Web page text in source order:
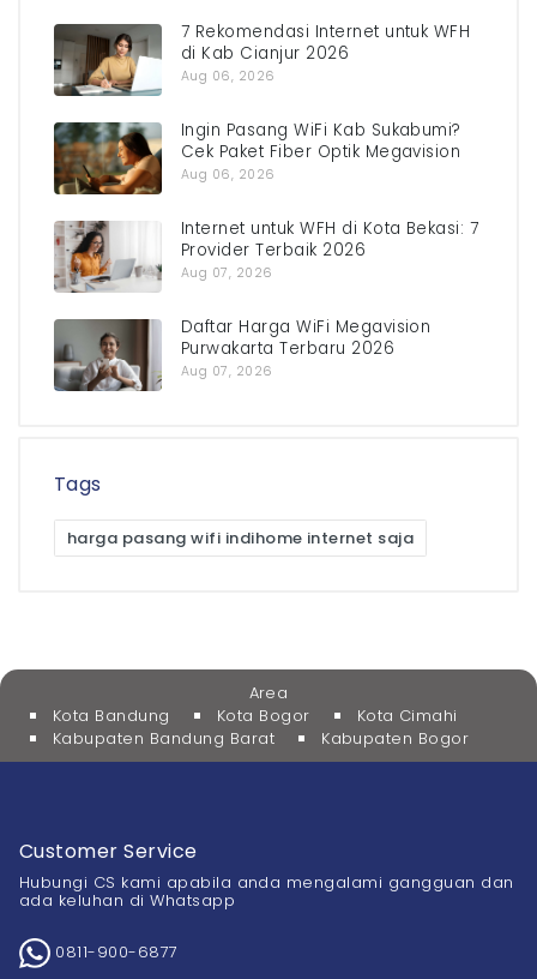
7 Rekomendasi Internet untuk WFH
di Kab Cianjur 2026
Aug 06, 2026
Ingin Pasang WiFi Kab Sukabumi?
Cek Paket Fiber Optik Megavision
Aug 06, 2026
Internet untuk WFH di Kota Bekasi: 7
Provider Terbaik 2026
Aug 07, 2026
Daftar Harga WiFi Megavision
Purwakarta Terbaru 2026
Aug 07, 2026
Tags
harga pasang wifi indihome internet saja
Area
Kota Bandung
Kota Bogor
Kota Cimahi
Kabupaten Bandung Barat
Kabupaten Bogor
Customer Service
Hubungi CS kami apabila anda mengalami gangguan dan
ada keluhan di Whatsapp
0811-900-6877